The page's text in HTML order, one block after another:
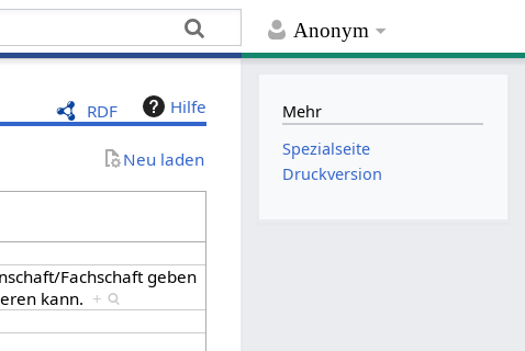
Anonym
RDF Hilfe
Neu laden
Fachschaft geben
kann. +
Mehr
Spezialseite
Druckversion